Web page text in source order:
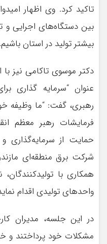
تاکید کرد. وی اظهار
بین دستگاه‌های اجرایی و
بیشتر تولید در استان باشیم.
دکتر موسوی تاکامی نیز
عنوان “سرمایه گذاری
رهبری، گفت: “ما وظیفه
فرمایشات رهبر معظم
حمایت از سرمایه‌گذاری
شرکت برق منطقه‌ای
همکاری با
واحدهای تولیدی اقدام
در این جلسه، مدیران
مشکلات خود پرداختند و